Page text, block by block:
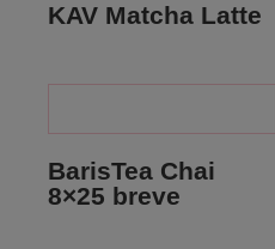
KAV Matcha Latte
BarisTea Chai
8×25 breve